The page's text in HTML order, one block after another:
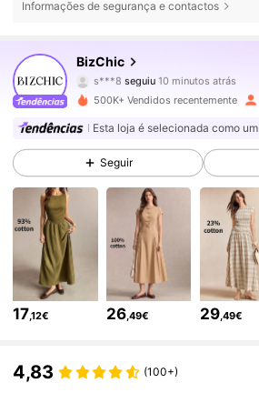
Informações de segurança e contactos
BizChic
s***8seguiu
e***2 está a navegar
4,83
1.2M Seguidores
4,83 1.2M Seguidores
1.2M Seguidores
1.2M Seguidores
500K+ Vendidos recentemente
Esta loja é selecionada como um
Seguir
17,12€ 26,49€ 29,49€
4,83 (100+)